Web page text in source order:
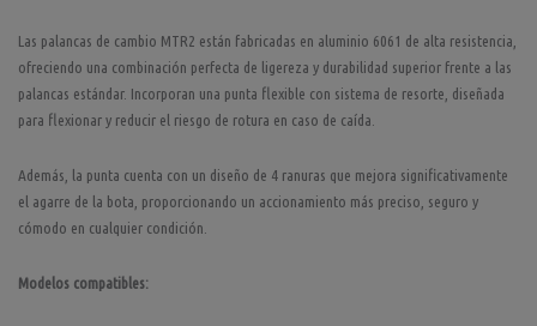
Las palancas de cambio MTR2 están fabricadas en aluminio 6061 de alta resistencia,
ofreciendo una combinación perfecta de ligereza y durabilidad superior frente a las
palancas estándar. Incorporan una punta flexible con sistema de resorte, diseñada
para flexionar y reducir el riesgo de rotura en caso de caída.
Además, la punta cuenta con un diseño de 4 ranuras que mejora significativamente
el agarre de la bota, proporcionando un accionamiento más preciso, seguro y
cómodo en cualquier condición.
Modelos compatibles: